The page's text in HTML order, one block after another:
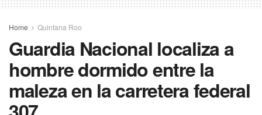
Home Quintana Roo
Guardia Nacional localiza a
hombre dormido entre la
maleza en la carretera federal